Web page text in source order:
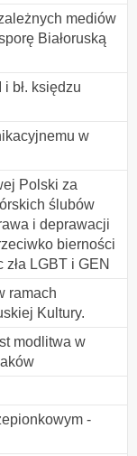
mediów
Białoruską
i bł. księdzu
w
Polski za
ślubów
i deprawacji
bierności
LGBT i GEN
ramach
Kultury.
modlitwa w
-